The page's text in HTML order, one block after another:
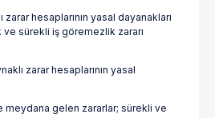
zarar hesaplarının yasal dayanakları
sürekli iş göremezlik zararı
zarar hesaplarının yasal
meydana gelen zararlar; sürekli ve